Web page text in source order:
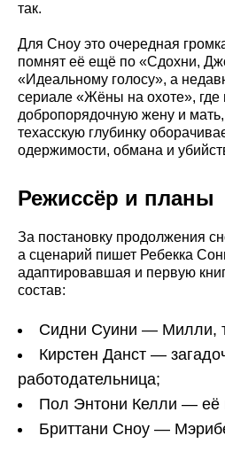
так.
Для Сноу это очередная
помнят её ещё по «Сдохни,
«Идеальному голосу», а
сериале «Жёны на охоте», где
добропорядочную жену и
техасскую глубинку
одержимости, обмана и
Режиссёр и планы
За постановку продолжения
а сценарий пишет Ребекка
адаптировавшая и первую
состав:
Сидни Суини — Милли,
Кирстен Данст —
работодательница;
Пол Энтони Келли — её
Бриттани Сноу —